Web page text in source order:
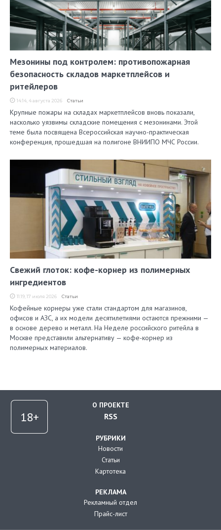
Мезонины под контролем: противопожарная
безопасность складов маркетплейсов и
ритейлеров
14:14, 4 августа 2026 Статьи
Крупные пожары на складах маркетплейсов вновь показали,
насколько уязвимы складские помещения с мезонинами. Этой
теме была посвящена Всероссийская научно-практическая
конференция, прошедшая на полигоне ВНИИПО МЧС России.
Свежий глоток: кофе-корнер из полимерных
ингредиентов
11:19, 17 июля 2026 Статьи
Кофейные корнеры уже стали стандартом для магазинов,
офисов и АЗС, а их модели десятилетиями остаются прежними —
в основе дерево и металл. На Неделе российского ритейла в
Москве представили альтернативу — кофе-корнер из
полимерных материалов.
О ПРОЕКТЕ
RSS
РУБРИКИ
Новости
Статьи
Картотека
РЕКЛАМА
Рекламный отдел
Прайс-лист